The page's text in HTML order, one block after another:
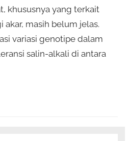
khususnya yang terkait
masih belum jelas.
variasi genotipe dalam
salin-alkali di antara